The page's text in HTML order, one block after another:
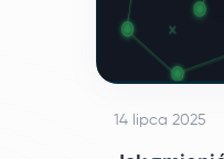
14 lipca 2025